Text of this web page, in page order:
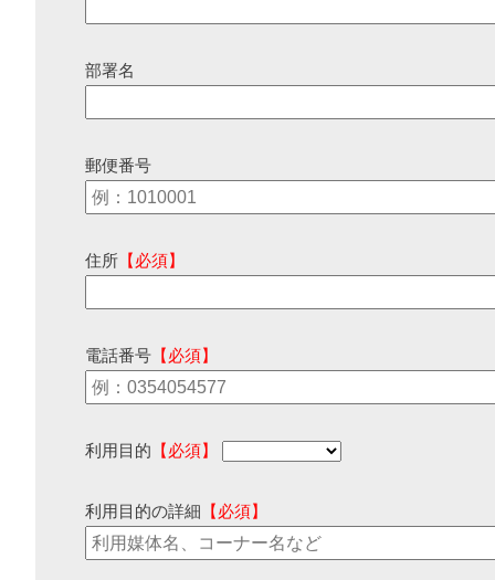
部署名
郵便番号
住所 【必須】
電話番号 【必須】
利用目的 【必須】
利用目的の詳細 【必須】